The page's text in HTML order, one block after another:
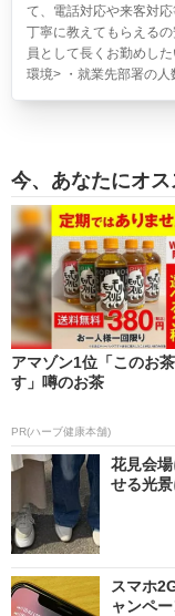
て、電話対応や来客対
丁寧に教えてもらえる
員として長くお勤めし
環境> ・就業先部署の
今、あなたにオス
アマゾン1位「このお
す」噂のお茶
PR(ハーブ健康本舗)
花見会
せる光
スマホ
ャンペ